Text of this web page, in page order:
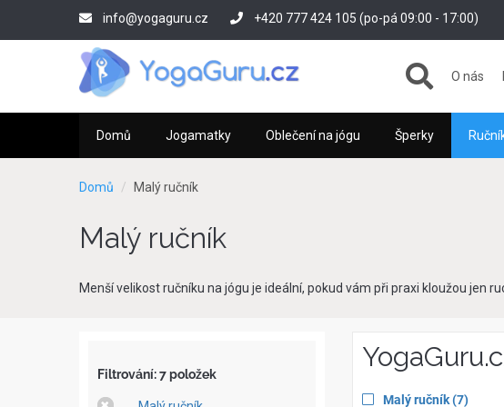
info@yogaguru.cz +420 777 424 105 (po-pá 09:00 - 17:00)
O nás
Domů Jogamatky Oblečení na jógu Šperky
Domů Malý ručník
Malý ručník
Menší velikost ručníku na jógu je ideální, pokud vám při praxi kloužou jen
Filtrování: 7 položek
Apply
Malý ručník(7items
)